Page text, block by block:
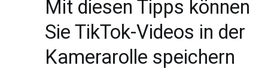
Mit diesen Tipps können
Sie TikTok-Videos in der
Kamerarolle speichern